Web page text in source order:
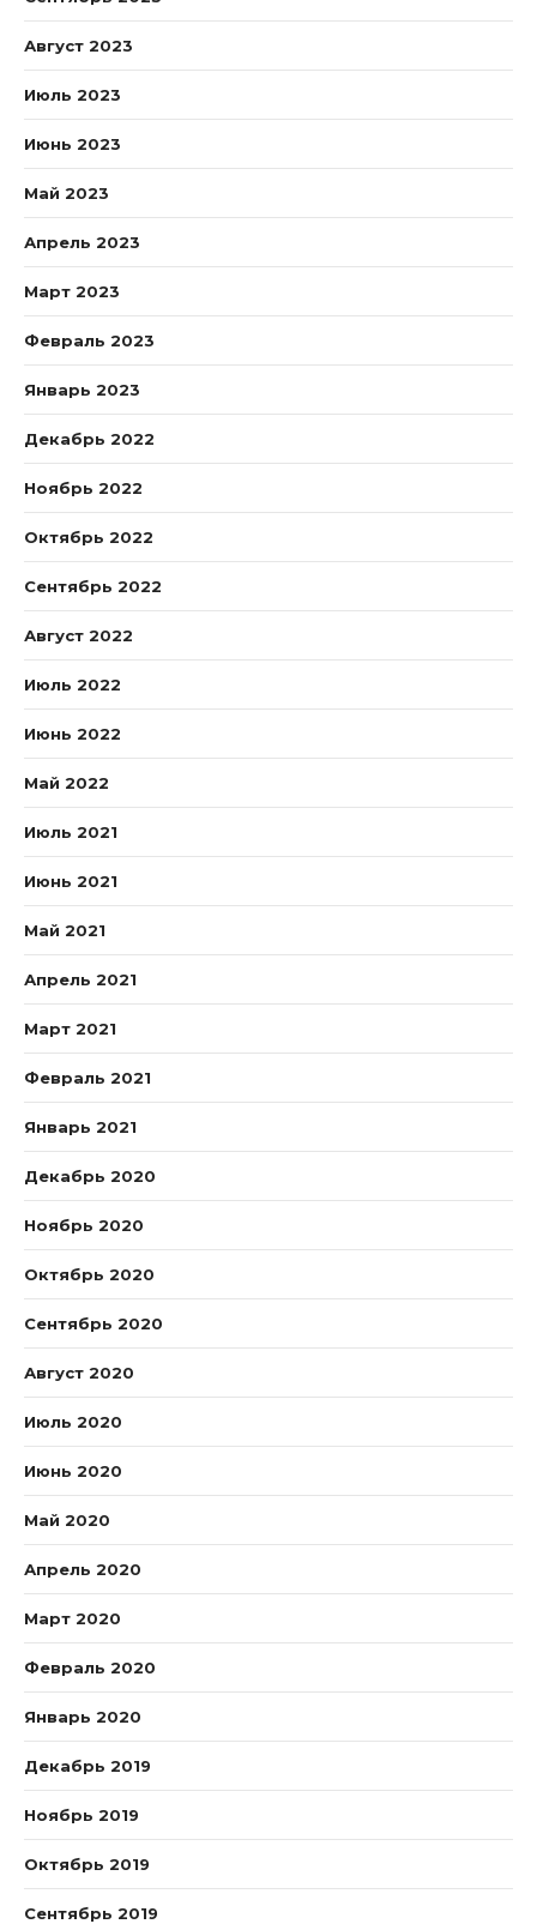
Август 2023
Июль 2023
Июнь 2023
Май 2023
Апрель 2023
Март 2023
Февраль 2023
Январь 2023
Декабрь 2022
Ноябрь 2022
Октябрь 2022
Сентябрь 2022
Август 2022
Июль 2022
Июнь 2022
Май 2022
Июль 2021
Июнь 2021
Май 2021
Апрель 2021
Март 2021
Февраль 2021
Январь 2021
Декабрь 2020
Ноябрь 2020
Октябрь 2020
Сентябрь 2020
Август 2020
Июль 2020
Июнь 2020
Май 2020
Апрель 2020
Март 2020
Февраль 2020
Январь 2020
Декабрь 2019
Ноябрь 2019
Октябрь 2019
Сентябрь 2019